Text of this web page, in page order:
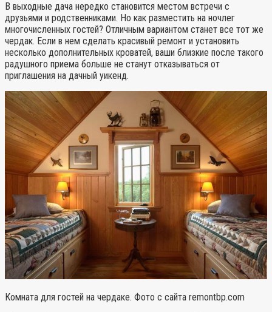
В выходные дача нередко становится местом встречи с
друзьями и родственниками. Но как разместить на ночлег
многочисленных гостей? Отличным вариантом станет все тот же
чердак. Если в нем сделать красивый ремонт и установить
несколько дополнительных кроватей, ваши близкие после такого
радушного приема больше не станут отказываться от
приглашения на дачный уикенд.
Комната для гостей на чердаке. Фото с сайта remontbp.com